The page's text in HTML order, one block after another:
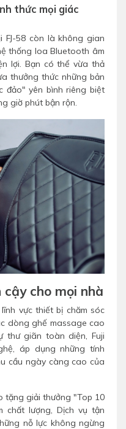
thức mọi giác
FJ-58 còn là không gian
thống loa Bluetooth âm
lợi. Bạn có thể vừa thả
thưởng thức những bản
đảo" yên bình riêng biệt
giờ phút bận rộn.
cho mọi nhà
vực thiết bị chăm sóc
dòng ghế massage cao
thư giãn toàn diện, Fuji
áp dụng những tính
cầu ngày càng cao của
tặng giải thưởng "Top 10
chất lượng, Dịch vụ tận
nỗ lực không ngừng